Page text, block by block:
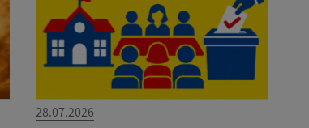
28.07.2026